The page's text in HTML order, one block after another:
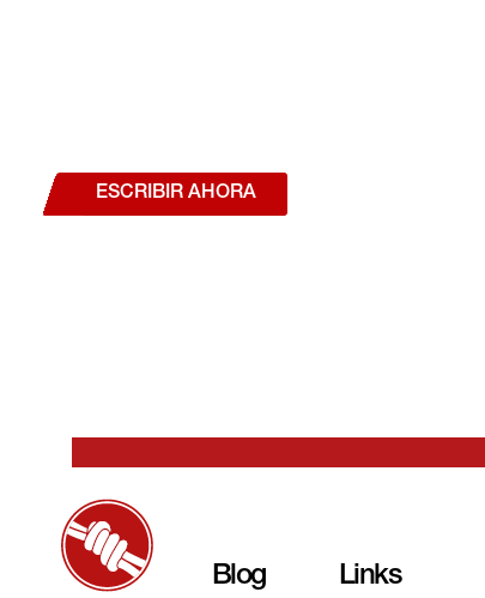
ESCRIBIR AHORA
Blog Links